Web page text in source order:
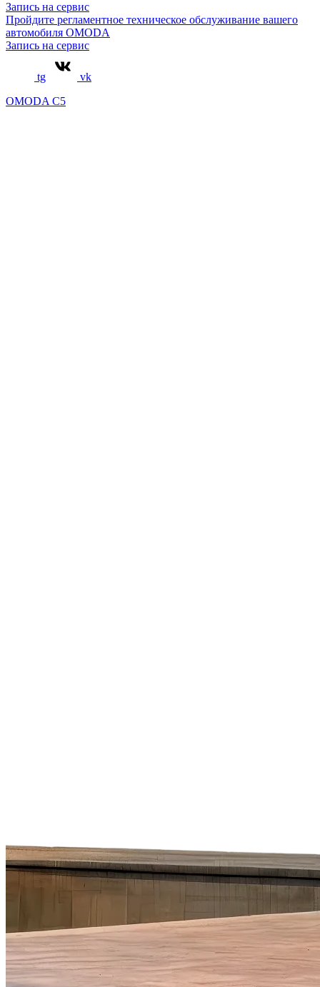
Запись на сервис
Пройдите регламентное техническое обслуживание вашего
автомобиля OMODA
Запись на сервис
tg
vk
OMODA C5